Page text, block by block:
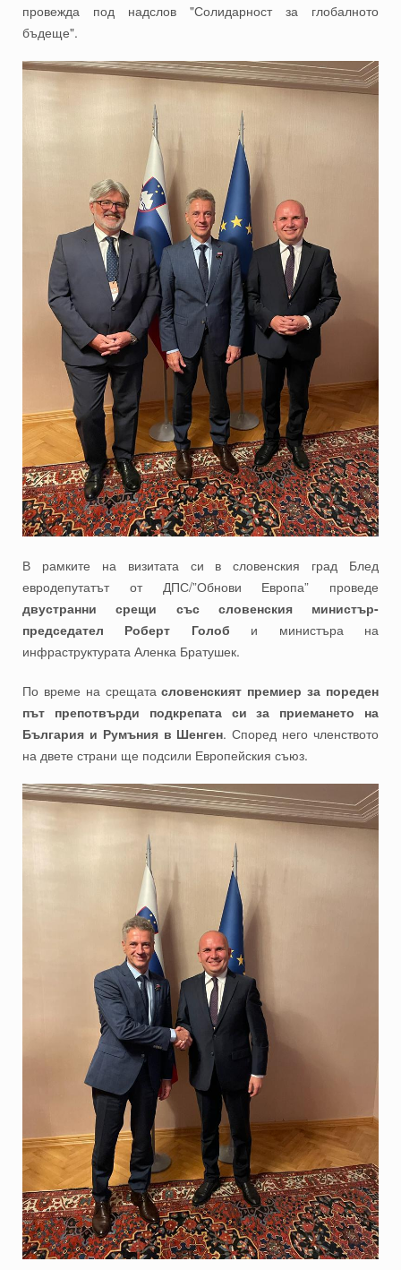
провежда под надслов "Солидарност за глобалното
бъдеще".
В рамките на визитата си в словенския град Блед
евродепутатът от ДПС/”Обнови Европа” проведе
двустранни срещи със словенския министър-
председател Роберт Голоб и министъра на
инфраструктурата Аленка Братушек.
По време на срещатасловенският премиер за пореден
път препотвърди подкрепата си за приемането на
България и Румъния в Шенген. Според него членството
на двете страни ще подсили Европейския съюз.